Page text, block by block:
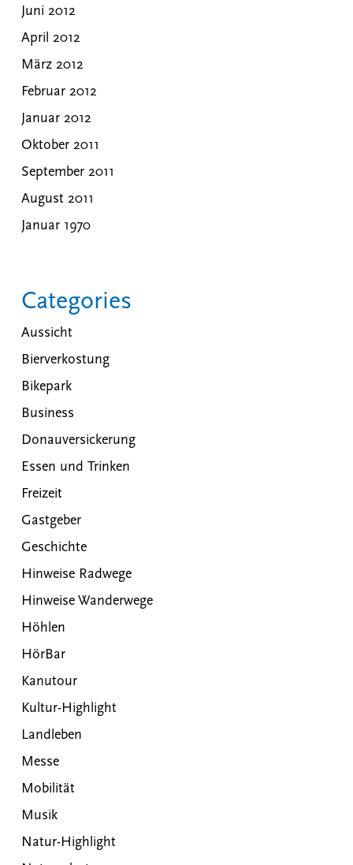
Juni 2012
April 2012
März 2012
Februar 2012
Januar 2012
Oktober 2011
September 2011
August 2011
Januar 1970
Categories
Aussicht
Bierverkostung
Bikepark
Business
Donauversickerung
Essen und Trinken
Freizeit
Gastgeber
Geschichte
Hinweise Radwege
Hinweise Wanderwege
Höhlen
HörBar
Kanutour
Kultur-Highlight
Landleben
Messe
Mobilität
Musik
Natur-Highlight